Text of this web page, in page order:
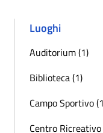
Luoghi
Auditorium (1)
Biblioteca (1)
Campo Sportivo
Centro